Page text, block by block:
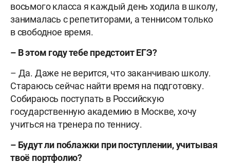
восьмого класса я каждый день ходила в школу,
занималась с репетиторами, а теннисом только
в свободное время.
– В этом году тебе предстоит ЕГЭ?
– Да. Даже не верится, что заканчиваю школу.
Стараюсь сейчас найти время на подготовку.
Собираюсь поступать в Российскую
государственную академию в Москве, хочу
учиться на тренера по теннису.
– Будут ли поблажки при поступлении, учитывая
твоё портфолио?